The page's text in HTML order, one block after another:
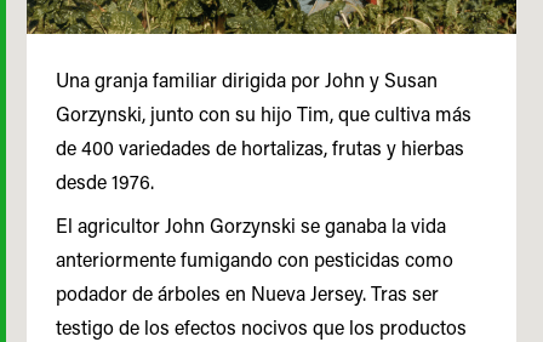
Una granja familiar dirigida por John y Susan
Gorzynski, junto con su hijo Tim, que cultiva más
de 400 variedades de hortalizas, frutas y hierbas
desde 1976.
El agricultor John Gorzynski se ganaba la vida
anteriormente fumigando con pesticidas como
podador de árboles en Nueva Jersey. Tras ser
testigo de los efectos nocivos que los productos